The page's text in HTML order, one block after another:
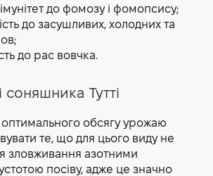
до фомозу і фомопсису;
до засушливих, холодних та
до рас вовчка.
соняшника Тутті
обсягу урожаю
те, що для цього виду не
зловживання азотними
посіву, адже це значно